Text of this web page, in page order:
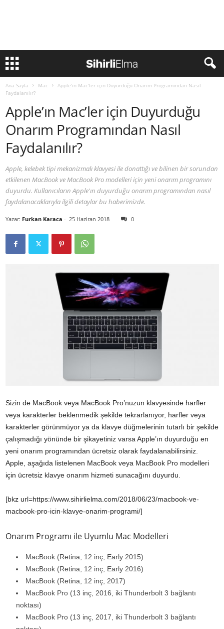
Ana Sayfa Mac
Apple’ın Mac’ler için Duyurduğu Onarım Programından Nasıl
Faydalanılır?
Apple’ın Mac’ler için Duyurduğu
Onarım Programından Nasıl
Faydalanılır?
Apple, kelebek tipi mekanizmalı klavyesi ile donattığı ve bilinen bir sorundan
etkilenen MacBook ve MacBook Pro modelleri için yeni onarım programını
duyurdu. Kullanıcıların Apple'ın duyurduğu onarım programından nasıl
faydalanacaklarıyla ilgili detaylar bu haberimizde.
Yazar: Furkan Karaca - 25 Haziran 2018 0
Sizin de MacBook veya MacBook Pro’nuzun klavyesinde harfler
veya karakterler beklenmedik şekilde tekrarlanıyor, harfler veya
karakterler görünmüyor ya da klavye düğmelerinin tutarlı bir şekilde
çalışmadığı yönünde bir şikayetiniz varsa Apple’ın duyurduğu en
yeni onarım programından ücretsiz olarak faydalanabilirsiniz.
Apple, aşağıda listelenen MacBook veya MacBook Pro modelleri
için ücretsiz klavye onarım hizmeti sunacağını duyurdu.
[bkz url=https://www.sihirlielma.com/2018/06/23/macbook-ve-
macbook-pro-icin-klavye-onarim-programi/]
Onarım Programı ile Uyumlu Mac Modelleri
MacBook (Retina, 12 inç, Early 2015)
MacBook (Retina, 12­ inç, Early 2016)
MacBook (Retina, 12 inç, 2017)
MacBook Pro (13­ inç, 2016, iki Thunderbolt 3 bağlantı
noktası)
MacBook Pro (13 inç, 2017, iki Thunderbolt 3 bağlantı